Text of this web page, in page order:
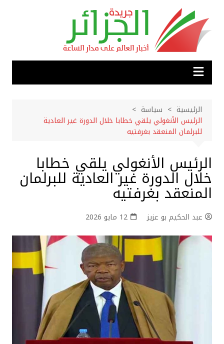
المحتوى
الرئيسية
سياسة
الرئيس الأنغولي يلقي خطابا خلال الدورة غير العادية
للبرلمان المنعقد بغرفتيه
الرئيس الأنغولي يلقي خطابا
خلال الدورة غير العادية للبرلمان
المنعقد بغرفتيه
عبد الحكيم بو عزيز 12 مايو 2026